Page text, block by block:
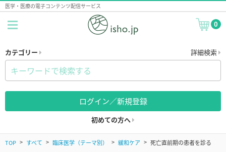
医学・医療の電子コンテンツ配信サービス
0
カテゴリー 詳細検索
ログイン／新規登録
初めての方へ
TOP すべて 臨床医学（テーマ別） 緩和ケア 死亡直前期の患者を診る